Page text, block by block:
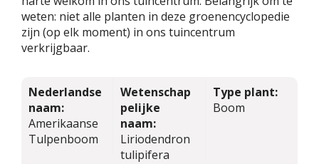
weten: niet alle planten in deze groenencyclopedie
zijn (op elk moment) in ons tuincentrum
verkrijgbaar.
Nederlandse
naam:
Amerikaanse
Tulpenboom
Wetenschap
pelijke
naam:
Liriodendron
tulipifera
Type plant:
Boom